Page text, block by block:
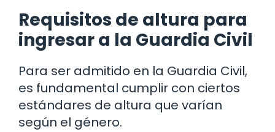
Requisitos de altura para
ingresar a la Guardia Civil
Para ser admitido en la Guardia Civil,
es fundamental cumplir con ciertos
estándares de altura que varían
según el género.